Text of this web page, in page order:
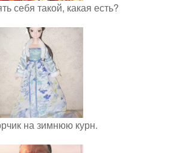
себя такой, какая есть?
на зимнюю курн.